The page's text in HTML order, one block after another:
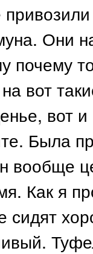
Они
почему
вот
вот
Была
вообще
Как я
сидят